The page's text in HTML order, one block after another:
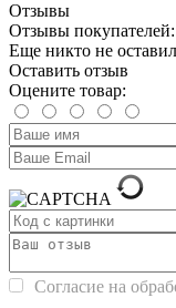
Отзывы
Отзывы
Еще никто не
Оставить отзыв
Оцените товар:
Согласие на